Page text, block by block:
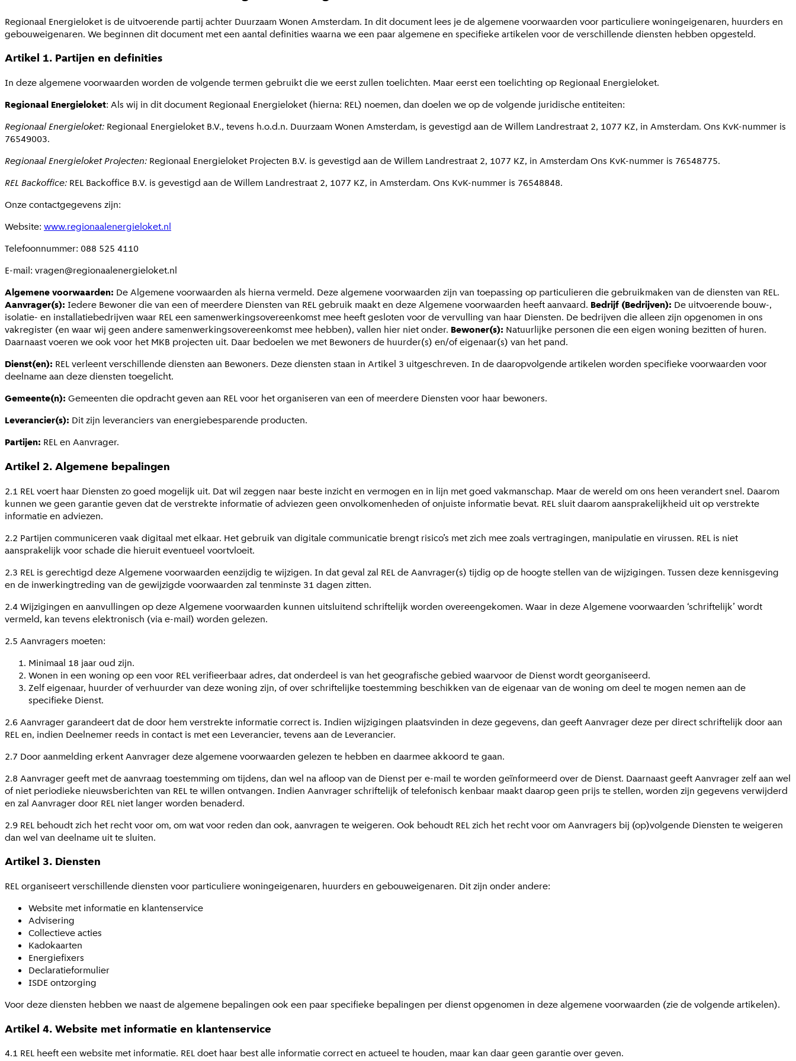
Regionaal Energieloket is de uitvoerende partij achter Duurzaam Wonen Amsterdam. In dit document lees je de algemene voorwaarden voor particuliere woningeigenaren, huurders en
gebouweigenaren. We beginnen dit document met een aantal definities waarna we een paar algemene en specifieke artikelen voor de verschillende diensten hebben opgesteld.
Artikel 1. Partijen en definities
In deze algemene voorwaarden worden de volgende termen gebruikt die we eerst zullen toelichten. Maar eerst een toelichting op Regionaal Energieloket.
Regionaal Energieloket: Als wij in dit document Regionaal Energieloket (hierna: REL) noemen, dan doelen we op de volgende juridische entiteiten:
Regionaal Energieloket: Regionaal Energieloket B.V., tevens h.o.d.n. Duurzaam Wonen Amsterdam, is gevestigd aan de Willem Landrestraat 2, 1077 KZ, in Amsterdam. Ons KvK-nummer is
76549003.
Regionaal Energieloket Projecten: Regionaal Energieloket Projecten B.V. is gevestigd aan de Willem Landrestraat 2, 1077 KZ, in Amsterdam Ons KvK-nummer is 76548775.
REL Backoffice: REL Backoffice B.V. is gevestigd aan de Willem Landrestraat 2, 1077 KZ, in Amsterdam. Ons KvK-nummer is 76548848.
Onze contactgegevens zijn:
Website: www.regionaalenergieloket.nl
Telefoonnummer: 088 525 4110
E-mail: vragen@regionaalenergieloket.nl
Algemene voorwaarden: De Algemene voorwaarden als hierna vermeld. Deze algemene voorwaarden zijn van toepassing op particulieren die gebruikmaken van de diensten van REL.
Aanvrager(s): Iedere Bewoner die van een of meerdere Diensten van REL gebruik maakt en deze Algemene voorwaarden heeft aanvaard. Bedrijf (Bedrijven): De uitvoerende bouw-,
isolatie- en installatiebedrijven waar REL een samenwerkingsovereenkomst mee heeft gesloten voor de vervulling van haar Diensten. De bedrijven die alleen zijn opgenomen in ons
vakregister (en waar wij geen andere samenwerkingsovereenkomst mee hebben), vallen hier niet onder. Bewoner(s): Natuurlijke personen die een eigen woning bezitten of huren.
Daarnaast voeren we ook voor het MKB projecten uit. Daar bedoelen we met Bewoners de huurder(s) en/of eigenaar(s) van het pand.
Dienst(en): REL verleent verschillende diensten aan Bewoners. Deze diensten staan in Artikel 3 uitgeschreven. In de daaropvolgende artikelen worden specifieke voorwaarden voor
deelname aan deze diensten toegelicht.
Gemeente(n): Gemeenten die opdracht geven aan REL voor het organiseren van een of meerdere Diensten voor haar bewoners.
Leverancier(s): Dit zijn leveranciers van energiebesparende producten.
Partijen: REL en Aanvrager.
Artikel 2. Algemene bepalingen
2.1 REL voert haar Diensten zo goed mogelijk uit. Dat wil zeggen naar beste inzicht en vermogen en in lijn met goed vakmanschap. Maar de wereld om ons heen verandert snel. Daarom
kunnen we geen garantie geven dat de verstrekte informatie of adviezen geen onvolkomenheden of onjuiste informatie bevat. REL sluit daarom aansprakelijkheid uit op verstrekte
informatie en adviezen.
2.2 Partijen communiceren vaak digitaal met elkaar. Het gebruik van digitale communicatie brengt risico’s met zich mee zoals vertragingen, manipulatie en virussen. REL is niet
aansprakelijk voor schade die hieruit eventueel voortvloeit.
2.3 REL is gerechtigd deze Algemene voorwaarden eenzijdig te wijzigen. In dat geval zal REL de Aanvrager(s) tijdig op de hoogte stellen van de wijzigingen. Tussen deze kennisgeving
en de inwerkingtreding van de gewijzigde voorwaarden zal tenminste 31 dagen zitten.
2.4 Wijzigingen en aanvullingen op deze Algemene voorwaarden kunnen uitsluitend schriftelijk worden overeengekomen. Waar in deze Algemene voorwaarden ‘schriftelijk’ wordt
vermeld, kan tevens elektronisch (via e-mail) worden gelezen.
2.5 Aanvragers moeten:
Minimaal 18 jaar oud zijn.
Wonen in een woning op een voor REL verifieerbaar adres, dat onderdeel is van het geografische gebied waarvoor de Dienst wordt georganiseerd.
Zelf eigenaar, huurder of verhuurder van deze woning zijn, of over schriftelijke toestemming beschikken van de eigenaar van de woning om deel te mogen nemen aan de
specifieke Dienst.
2.6 Aanvrager garandeert dat de door hem verstrekte informatie correct is. Indien wijzigingen plaatsvinden in deze gegevens, dan geeft Aanvrager deze per direct schriftelijk door aan
REL en, indien Deelnemer reeds in contact is met een Leverancier, tevens aan de Leverancier.
2.7 Door aanmelding erkent Aanvrager deze algemene voorwaarden gelezen te hebben en daarmee akkoord te gaan.
2.8 Aanvrager geeft met de aanvraag toestemming om tijdens, dan wel na afloop van de Dienst per e-mail te worden geïnformeerd over de Dienst. Daarnaast geeft Aanvrager zelf aan wel
of niet periodieke nieuwsberichten van REL te willen ontvangen. Indien Aanvrager schriftelijk of telefonisch kenbaar maakt daarop geen prijs te stellen, worden zijn gegevens verwijderd
en zal Aanvrager door REL niet langer worden benaderd.
2.9 REL behoudt zich het recht voor om, om wat voor reden dan ook, aanvragen te weigeren. Ook behoudt REL zich het recht voor om Aanvragers bij (op)volgende Diensten te weigeren
dan wel van deelname uit te sluiten.
Artikel 3. Diensten
REL organiseert verschillende diensten voor particuliere woningeigenaren, huurders en gebouweigenaren. Dit zijn onder andere:
Website met informatie en klantenservice
Advisering
Collectieve acties
Kadokaarten
Energiefixers
Declaratieformulier
ISDE ontzorging
Voor deze diensten hebben we naast de algemene bepalingen ook een paar specifieke bepalingen per dienst opgenomen in deze algemene voorwaarden (zie de volgende artikelen).
Artikel 4. Website met informatie en klantenservice
4.1 REL heeft een website met informatie. REL doet haar best alle informatie correct en actueel te houden, maar kan daar geen garantie over geven.